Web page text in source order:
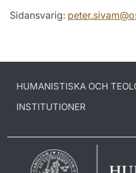
Sidansvarig: peter.sivam@
HUMANISTISKA OCH
INSTITUTIONER